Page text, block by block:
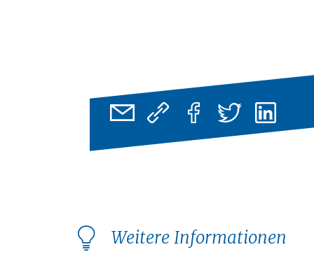
Weitere Informationen